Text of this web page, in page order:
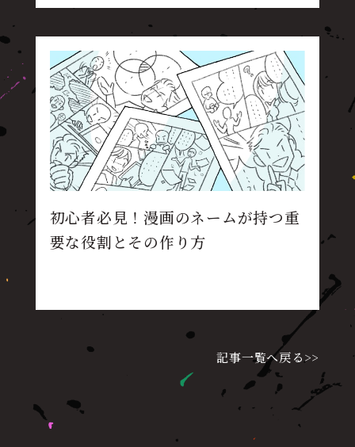
初心者必見！漫画のネームが持つ重
要な役割とその作り方
記事一覧へ戻る>>